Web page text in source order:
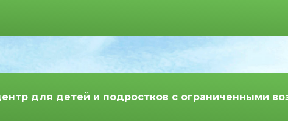
для детей и подростков с ограниченными